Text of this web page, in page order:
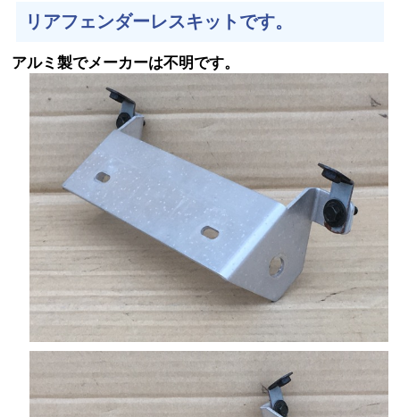
リアフェンダーレスキットです。
アルミ製でメーカーは不明です。